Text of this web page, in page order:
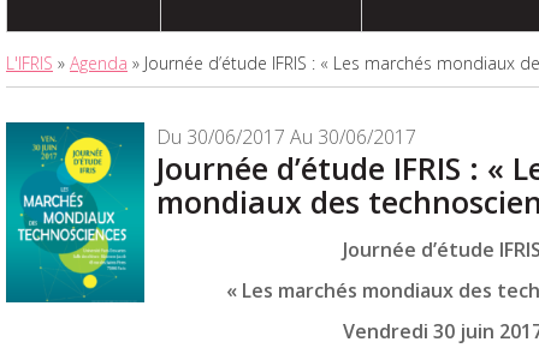
L'IFRIS » Agenda » Journée d’étude IFRIS : « Les marchés mondiaux
Du 30/06/2017 Au 30/06/2017
Journée d’étude IFRIS : «
mondiaux des
Journée d’étude
« Les marchés mondiaux des
Vendredi 30 juin